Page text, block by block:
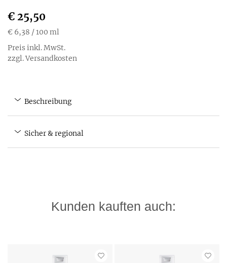
€ 25,50
€ 6,38 / 100 ml
Preis inkl. MwSt.
zzgl. Versandkosten
Beschreibung
Sicher & regional
Kunden kauften auch: